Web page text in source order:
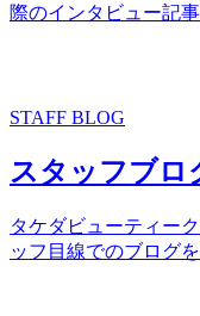
際のインタビュー記事
STAFF BLOG
スタッフブロ
タケダビューティー
ッフ目線でのブログ